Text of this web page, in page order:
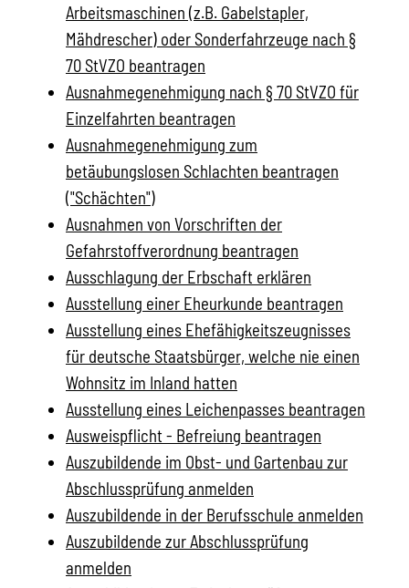
Arbeitsmaschinen (z.B. Gabelstapler,
Mähdrescher) oder Sonderfahrzeuge nach §
70 StVZO beantragen
Ausnahmegenehmigung nach § 70 StVZO für
Einzelfahrten beantragen
Ausnahmegenehmigung zum
betäubungslosen Schlachten beantragen
("Schächten")
Ausnahmen von Vorschriften der
Gefahrstoffverordnung beantragen
Ausschlagung der Erbschaft erklären
Ausstellung einer Eheurkunde beantragen
Ausstellung eines Ehefähigkeitszeugnisses
für deutsche Staatsbürger, welche nie einen
Wohnsitz im Inland hatten
Ausstellung eines Leichenpasses beantragen
Ausweispflicht - Befreiung beantragen
Auszubildende im Obst- und Gartenbau zur
Abschlussprüfung anmelden
Auszubildende in der Berufsschule anmelden
Auszubildende zur Abschlussprüfung
anmelden